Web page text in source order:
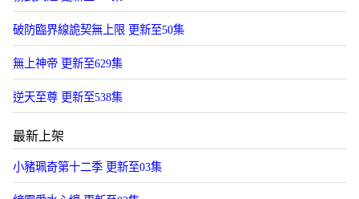
破防臨界線詭契無上限 更新至50集
無上神帝 更新至629集
逆天至尊 更新至538集
最新上架
小豬珮奇第十二季 更新至03集